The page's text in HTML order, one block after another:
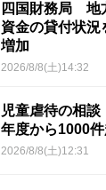
四国財務局 地
資金の貸付状
増加
2026/8/8(土)14:32
児童虐待の相
年度から1000
2026/8/8(土)12:31